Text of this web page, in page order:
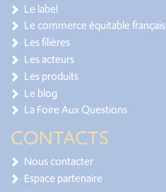
Le label
Le commerce équitable français
Les filières
Les acteurs
Les produits
Le blog
La Foire Aux Questions
CONTACTS
Nous contacter
Espace partenaire